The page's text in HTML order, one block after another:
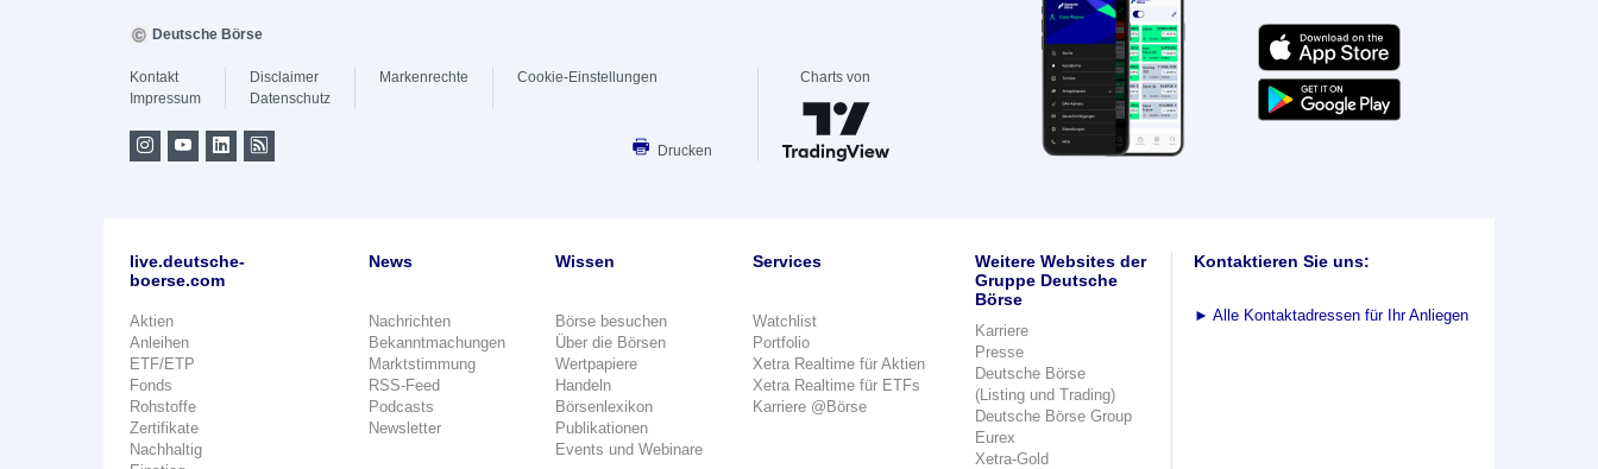
Deutsche Börse
Kontakt
Impressum
Disclaimer
Datenschutz
Markenrechte Cookie-Einstellungen
Drucken
Charts von
live.deutsche-
boerse.com
Aktien
Anleihen
ETF/ETP
Fonds
Rohstoffe
Zertifikate
Nachhaltig
News
Nachrichten
Bekanntmachungen
Marktstimmung
RSS-Feed
Podcasts
Newsletter
Wissen
Börse besuchen
Über die Börsen
Wertpapiere
Handeln
Börsenlexikon
Publikationen
Events und Webinare
Services
Watchlist
Portfolio
Xetra Realtime für Aktien
Xetra Realtime für ETFs
Karriere @Börse
Weitere Websites der
Gruppe Deutsche
Börse
Karriere
Presse
Deutsche Börse
(Listing und Trading)
Deutsche Börse Group
Eurex
Xetra-Gold
Kontaktieren Sie uns:
► Alle Kontaktadressen für Ihr Anliegen